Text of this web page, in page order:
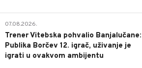
07.08.2026.
Trener Vitebska pohvalio Banjalučane:
Publika Borčev 12. igrač, uživanje je
igrati u ovakvom ambijentu